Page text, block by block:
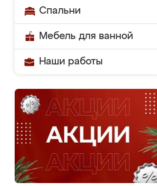
Спальни
Мебель для ванной
Наши работы